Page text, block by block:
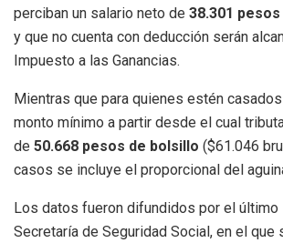
perciban un salario neto de 38.301 pesos
y que no cuenta con deducción serán
Impuesto a las Ganancias.
Mientras que para quienes estén
monto mínimo a partir desde el cual
de 50.668 pesos de bolsillo ($61.046
casos se incluye el proporcional del
Los datos fueron difundidos por el último
Secretaría de Seguridad Social, en el que